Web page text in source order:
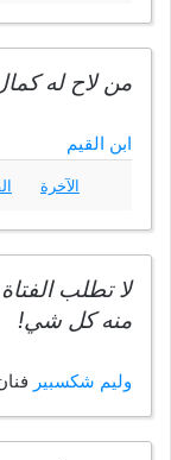
من لاح له
ابن القيم
الآخرة
لا تطلب
منه كل شي!
وليم شكسبير